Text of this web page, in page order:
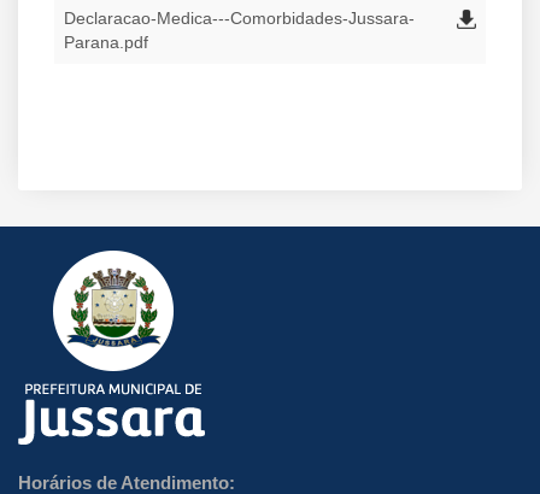
Declaracao-Medica---Comorbidades-Jussara-
Parana.pdf
Horários de Atendimento: